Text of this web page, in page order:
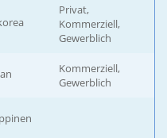
Privat,
Kommerziell,
Gewerblich
Kommerziell,
Gewerblich